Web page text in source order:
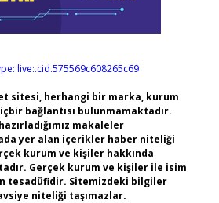
live:.cid.575569c608265c69
sitesi, herhangi bir marka, kurum
bağlantısı bulunmamaktadır.
makaleler
yer alan içerikler haber niteliği
kurum ve kişiler hakkında
Gerçek kurum ve kişiler ile isim
tesadüfidir. Sitemizdeki bilgiler
niteliği taşımazlar.